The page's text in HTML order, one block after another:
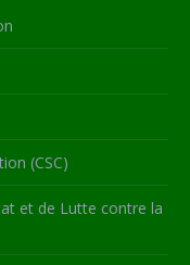
(CSC)
et de Lutte contre la